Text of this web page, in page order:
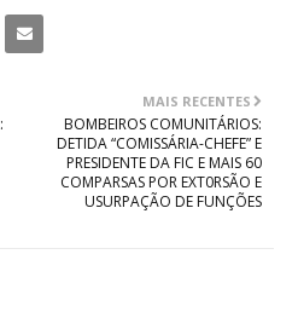
MAIS RECENTES
BOMBEIROS COMUNITÁRIOS:
DETIDA “COMISSÁRIA-CHEFE” E
PRESIDENTE DA FIC E MAIS 60
COMPARSAS POR EXT0RSÃO E
USURPAÇÃO DE FUNÇÕES